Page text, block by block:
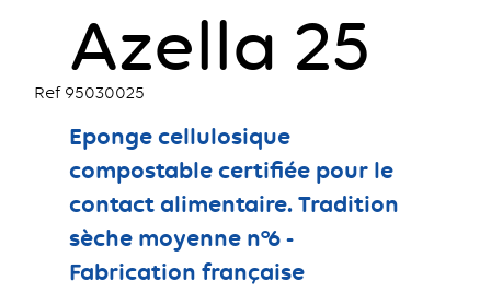
Azella 25
Ref 95030025
Eponge cellulosique
compostable certifiée pour le
contact alimentaire. Tradition
sèche moyenne n°6 -
Fabrication française